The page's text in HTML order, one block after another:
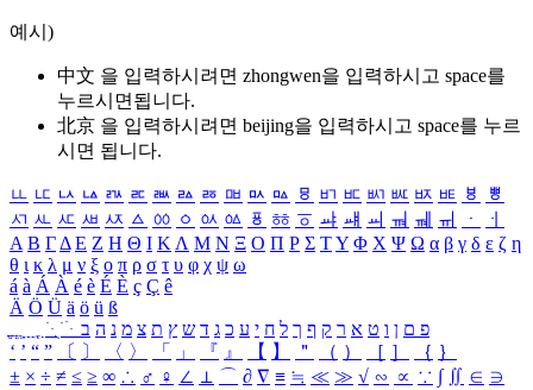
예시)
中文 을 입력하시려면 zhongwen을 입력하시고 space를
누르시면됩니다.
北京 을 입력하시려면 beijing을 입력하시고 space를 누르
시면 됩니다.
ㅥ ㅦ ㅧ ㅨ ㅩ ㅪ ㅫ ㅬ ㅭ ㅮ ㅯ ㅰ ㅱ ㅲ ㅳ ㅴ ㅵ ㅶ ㅷ ㅸ
ㅹ
ㅺ ㅻ ㅼ ㅽ ㅾ ㅿ ㆀ ㆁ ㆂ ㆃ ㆄ ㆅ ㆆ ㆇ ㆈ ㆉ ㆊ ㆋ ㆌ ㆍ
ㆎ
Α Β ΓΔ Ε Ζ Η Θ Ι ΚΛ Μ Ν Ξ Ο Π Ρ Σ ΤΥ Φ Χ Ψ Ω α β γ δ ε ζ η
θ ι κ λ μ ν ξ ο π ρ σ τ υ φ χ ψ ω
á à Á À é è É È ç Ç ê
Ä Ö Ü ä ö ü ß
ִֶֹ ֻּ ׁׂ פ ם ן ו ט א ר ק ף ך ל ח י ע כ ג ד ש ץ ת צ מ נ ה ב
‘ ’ “ ” 〔 〕 〈 〉 「 」 『 』 【 】 ＂ （ ） ［ ］ ｛ ｝
± × ÷ ≠ ≤ ≥ ∞ ∴ ♂ ♀ ∠ ⊥ ⌒ ∂ ∇ ≡ ≒ ≪ ≫ √ ∽ ∝ ∵ ∫ ∬ ∈ ∋